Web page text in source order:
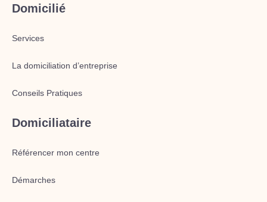
Domicilié
Services
La domiciliation d’entreprise
Conseils Pratiques
Domiciliataire
Référencer mon centre
Démarches